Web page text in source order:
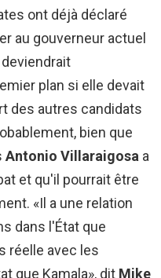
ont déjà déclaré
au gouverneur actuel
plan si elle devait
des autres candidats
bien que
Antonio Villaraigosa a
et qu'il pourrait être
«Il a une relation
dans l'État que
réelle avec les
que Kamala», dit Mike